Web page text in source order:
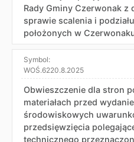
Rady Gminy Czerwonak
sprawie scalenia i
położonych w
Symbol:
WOŚ.6220.8.2025
Obwieszczenie dla stron
materiałach przed
środowiskowych
przedsięwzięcia
technicznego